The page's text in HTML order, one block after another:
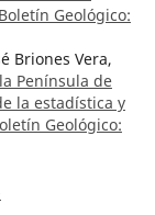
Boletín Geológico:
Briones Vera,
Península de
la estadística y
Geológico: